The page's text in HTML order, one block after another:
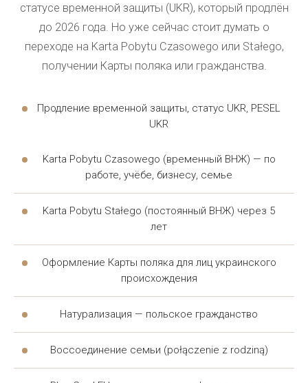
Потребность в помощи адвоката возникает у
переселенцев в самых разных обстоятельствах:
легализация и карта побыту, трудовые конфликты с
ситуации, когда стоит обратиться за помощью:
оформление и продление карты побыту,
легализация статуса;
трудовые конфликты — невыплата зарплаты,
незаконное увольнение;
коммунальные вопросы;
семейные дела — развод, опека, раздел
административные вопросы — штрафы,
обжалование решений.
статусе временной защиты (UKR), который продлён
до 2026 года. Но уже сейчас стоит думать о
переходе на Karta Pobytu Czasowego или Stałego,
получении Карты поляка или гражданства.
Продление временной защиты, статус UKR, PESEL
UKR
Karta Pobytu Czasowego (временный ВНЖ) — по
работе, учёбе, бизнесу, семье
Karta Pobytu Stałego (постоянный ВНЖ) через 5
лет
Оформление Карты поляка для лиц украинского
происхождения
Натурализация — польское гражданство
Воссоединение семьи (połączenie z rodziną)